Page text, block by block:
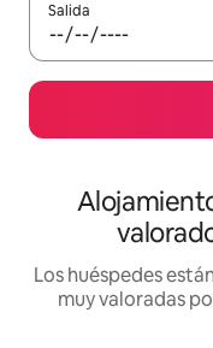
Salida
Los huéspedes
muy valoradas